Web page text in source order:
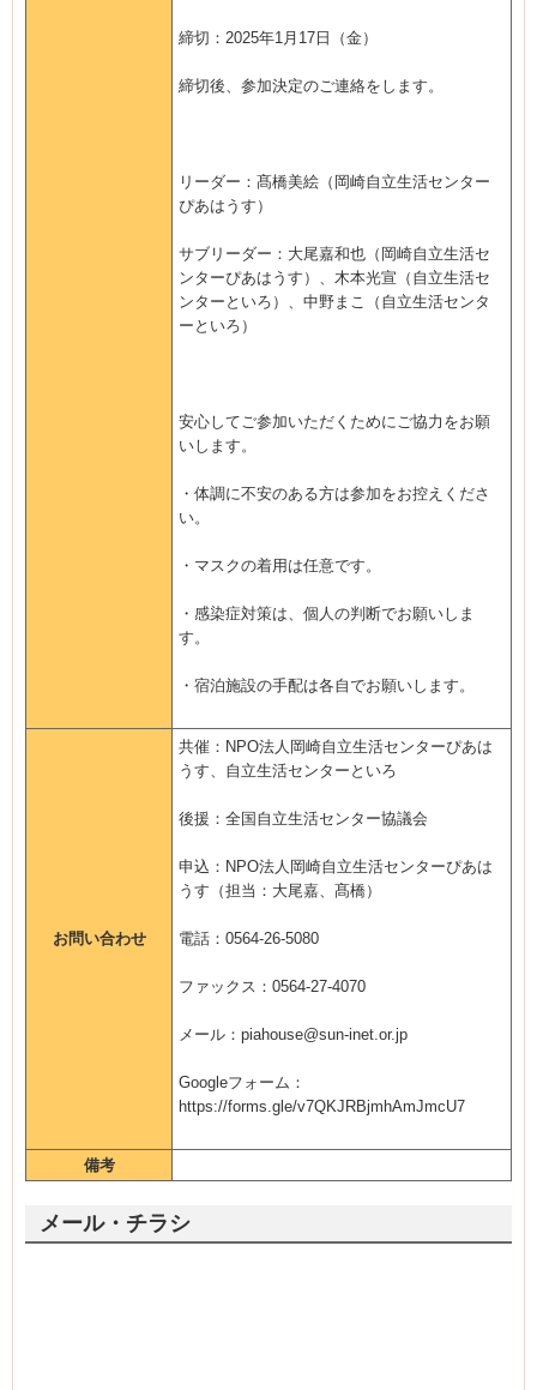
締切：2025年1月17日（金）
締切後、参加決定のご連絡をします。
リーダー：髙橋美絵（岡崎自立生活センター
ぴあはうす）
サブリーダー：大尾嘉和也（岡崎自立生活セ
ンターぴあはうす）、木本光宣（自立生活セ
ンターといろ）、中野まこ（自立生活センタ
ーといろ）
安心してご参加いただくためにご協力をお願
いします。
・体調に不安のある方は参加をお控えくださ
い。
・マスクの着用は任意です。
・感染症対策は、個人の判断でお願いしま
す。
・宿泊施設の手配は各自でお願いします。
お問い合わせ
共催：NPO法人岡崎自立生活センターぴあは
うす、自立生活センターといろ
後援：全国自立生活センター協議会
申込：NPO法人岡崎自立生活センターぴあは
うす（担当：大尾嘉、髙橋）
電話：0564-26-5080
ファックス：0564-27-4070
メール：piahouse@sun-inet.or.jp
Googleフォーム：
https://forms.gle/v7QKJRBjmhAmJmcU7
備考
メール・チラシ